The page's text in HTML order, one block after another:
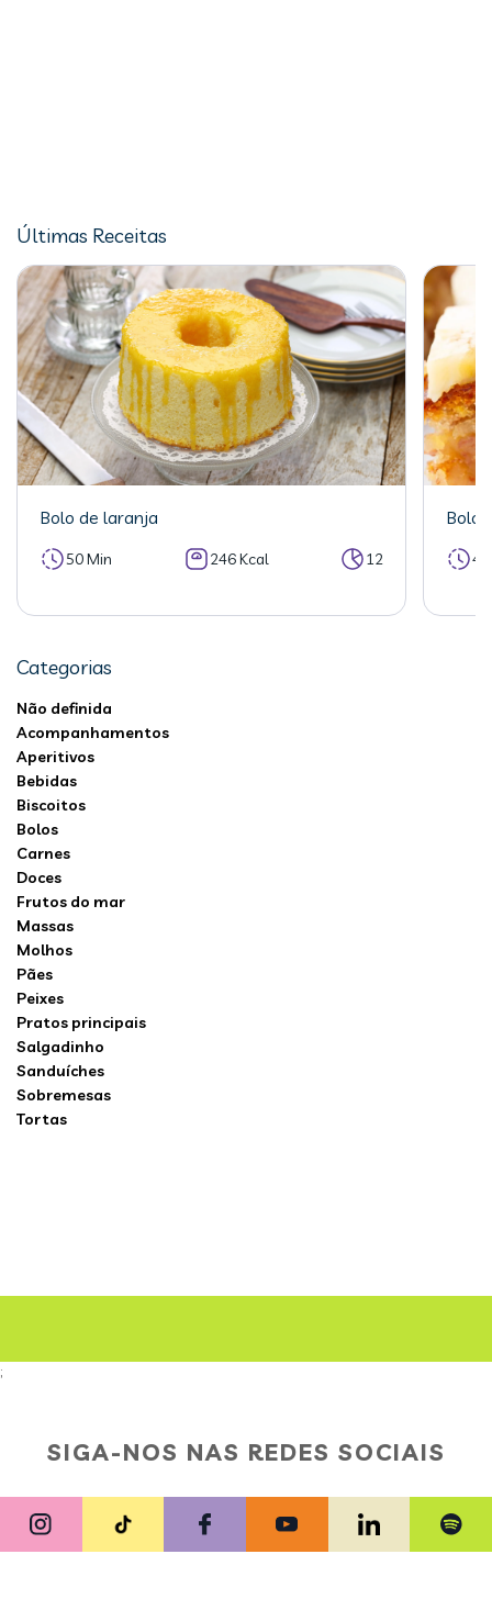
Últimas Receitas
Bolo de laranja
50 Min 246 Kcal 12
Bolo
Categorias
Não definida
Acompanhamentos
Aperitivos
Bebidas
Biscoitos
Bolos
Carnes
Doces
Frutos do mar
Massas
Molhos
Pães
Peixes
Pratos principais
Salgadinho
Sanduíches
Sobremesas
Tortas
;
SIGA-NOS NAS REDES SOCIAIS